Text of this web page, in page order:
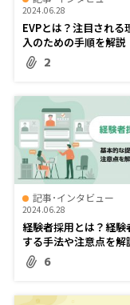
2024.06.28
EVPとは？注目される
入のための手順を解説
2
記事･インタビュー
2024.06.28
経験者採用とは？経験
する手法や注意点を解
6